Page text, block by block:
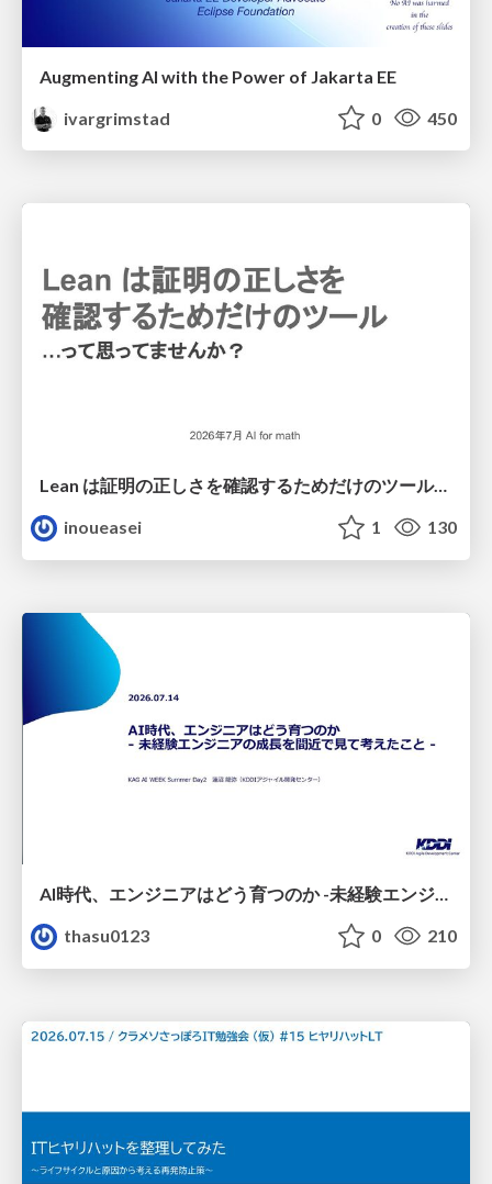
Augmenting AI with the Power of Jakarta EE
ivargrimstad
0 450
Lean は証明の正しさを確認するためだけのツールって思ってませんか？
inoueasei
1 130
AI時代、エンジニアはどう育つのか -未経験エンジニアの成長を間近で見て考えたこと-
thasu0123
0 210